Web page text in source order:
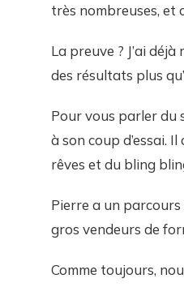
très nombreuses, et
La preuve ? J’ai
des résultats plus
Pour vous parler du
à son coup d’essai.
rêves et du bling
Pierre a un
gros vendeurs de
Comme toujours,